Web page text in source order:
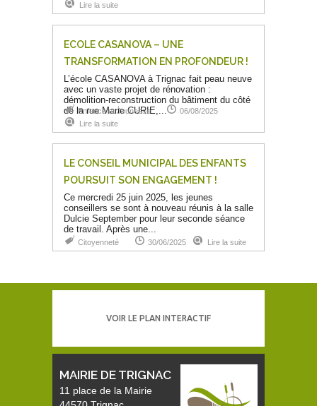
Lire la suite
ECOLE CASANOVA – UNE
TRANSFORMATION EN PROFONDEUR !
L’école CASANOVA à Trignac fait peau neuve
avec un vaste projet de rénovation :
démolition-reconstruction du bâtiment du côté
de la rue Marie CURIE,...
Enfance et Jeunesse
06/08/2025
Lire la suite
LE CONSEIL MUNICIPAL DES ENFANTS
POURSUIT SON ENGAGEMENT !
Ce mercredi 25 juin 2025, les jeunes
conseillers se sont à nouveau réunis à la salle
Dulcie September pour leur seconde séance
de travail. Après une...
Citoyenneté 30/06/2025 Lire la suite
VOIR LE PLAN INTERACTIF
MAIRIE DE TRIGNAC
11 place de la Mairie